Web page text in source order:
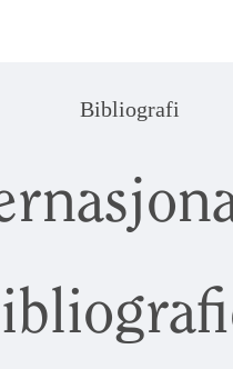
Bibliografi